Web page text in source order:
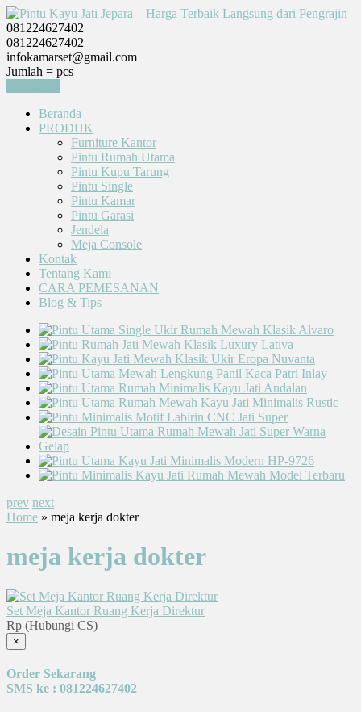
081224627402
081224627402
infokamarset@gmail.com
Jumlah = pcs
Beranda
PRODUK
Furniture Kantor
Pintu Rumah Utama
Pintu Kupu Tarung
Pintu Single
Pintu Kamar
Pintu Garasi
Jendela
Meja Console
Kontak
Tentang Kami
CARA PEMESANAN
Blog & Tips
prev next
Home » meja kerja dokter
meja kerja dokter
Set Meja Kantor Ruang Kerja Direktur
Rp (Hubungi CS)
×
Order Sekarang
SMS ke : 081224627402